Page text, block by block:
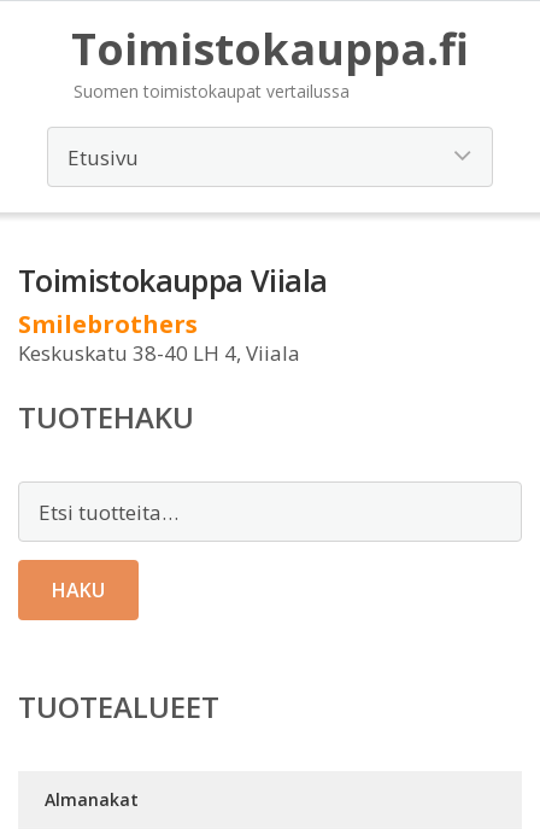
Toimistokauppa.fi
Suomen toimistokaupat vertailussa
Toimistokauppa Viiala
Smilebrothers
Keskuskatu 38-40 LH 4, Viiala
TUOTEHAKU
HAKU
TUOTEALUEET
Almanakat